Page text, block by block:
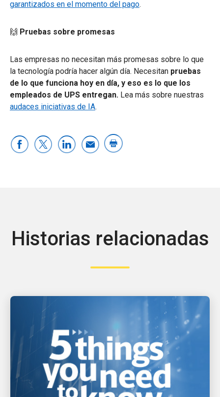
garantizados en el momento del pago.
🙌 Pruebas sobre promesas
Las empresas no necesitan más promesas sobre lo que
la tecnología podría hacer algún día. Necesitan pruebas
de lo que funciona hoy en día, y eso es lo que los
empleados de UPS entregan. Lea más sobre nuestras
audaces iniciativas de IA.
Historias relacionadas